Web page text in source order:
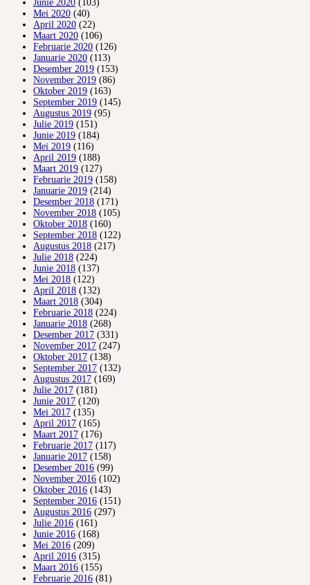
Junie 2020 (103)
Mei 2020 (40)
April 2020 (22)
Maart 2020 (106)
Februarie 2020 (126)
Januarie 2020 (113)
Desember 2019 (153)
November 2019 (86)
Oktober 2019 (163)
September 2019 (145)
Augustus 2019 (95)
Julie 2019 (151)
Junie 2019 (184)
Mei 2019 (116)
April 2019 (188)
Maart 2019 (127)
Februarie 2019 (158)
Januarie 2019 (214)
Desember 2018 (171)
November 2018 (105)
Oktober 2018 (160)
September 2018 (122)
Augustus 2018 (217)
Julie 2018 (224)
Junie 2018 (137)
Mei 2018 (122)
April 2018 (132)
Maart 2018 (304)
Februarie 2018 (224)
Januarie 2018 (268)
Desember 2017 (331)
November 2017 (247)
Oktober 2017 (138)
September 2017 (132)
Augustus 2017 (169)
Julie 2017 (181)
Junie 2017 (120)
Mei 2017 (135)
April 2017 (165)
Maart 2017 (176)
Februarie 2017 (117)
Januarie 2017 (158)
Desember 2016 (99)
November 2016 (102)
Oktober 2016 (143)
September 2016 (151)
Augustus 2016 (297)
Julie 2016 (161)
Junie 2016 (168)
Mei 2016 (209)
April 2016 (315)
Maart 2016 (155)
Februarie 2016 (81)